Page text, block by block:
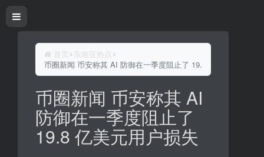
首页
东南亚热点
币圈新闻 币安称其 AI 防御在一季度阻止了 19.8 亿美元用户损失
币圈新闻 币安称其 AI
防御在一季度阻止了
19.8 亿美元用户损失